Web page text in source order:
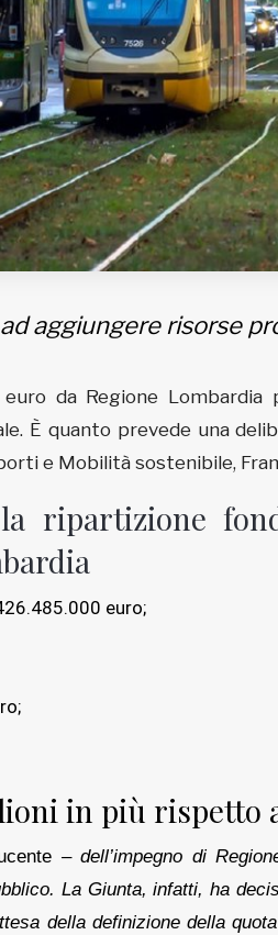
aggiungere risorse
da Regione Lombardia
È quanto prevede una
e Mobilità sostenibile,
ripartizione
euro;
in più rispetto
–dell’impegno di
La Giunta, infatti, ha
della definizione della